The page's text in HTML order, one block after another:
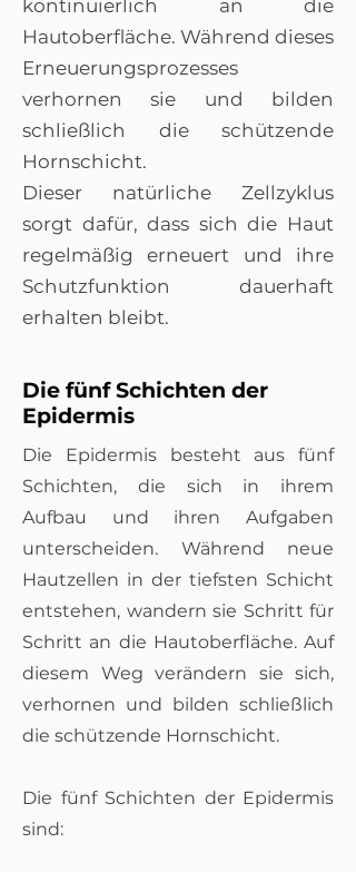
kontinuierlich an die
Hautoberfläche. Während dieses
Erneuerungsprozesses
verhornen sie und bilden
schließlich die schützende
Hornschicht.
Dieser natürliche Zellzyklus
sorgt dafür, dass sich die Haut
regelmäßig erneuert und ihre
Schutzfunktion dauerhaft
erhalten bleibt.
Die fünf Schichten der
Epidermis
Die Epidermis besteht aus fünf
Schichten, die sich in ihrem
Aufbau und ihren Aufgaben
unterscheiden. Während neue
Hautzellen in der tiefsten Schicht
entstehen, wandern sie Schritt für
Schritt an die Hautoberfläche. Auf
diesem Weg verändern sie sich,
verhornen und bilden schließlich
die schützende Hornschicht.
Die fünf Schichten der Epidermis
sind: